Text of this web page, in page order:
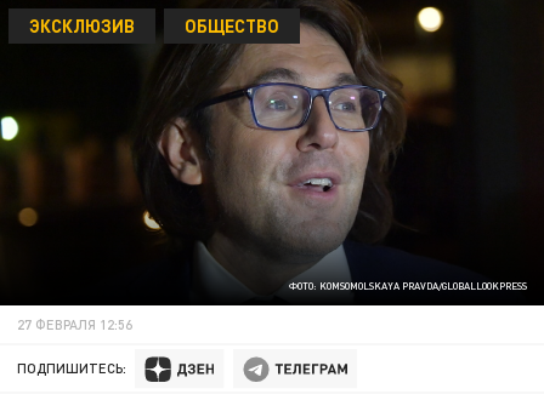
ФОТО: KOMSOMOLSKAYA PRAVDA/GLOBALLOOKPRESS
ЭКСКЛЮЗИВ ОБЩЕСТВО
27 ФЕВРАЛЯ 12:56
ПОДПИШИТЕСЬ: